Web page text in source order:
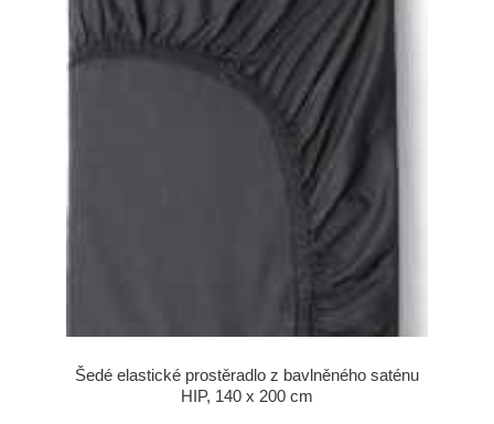
Šedé elastické prostěradlo z bavlněného saténu
HIP, 140 x 200 cm